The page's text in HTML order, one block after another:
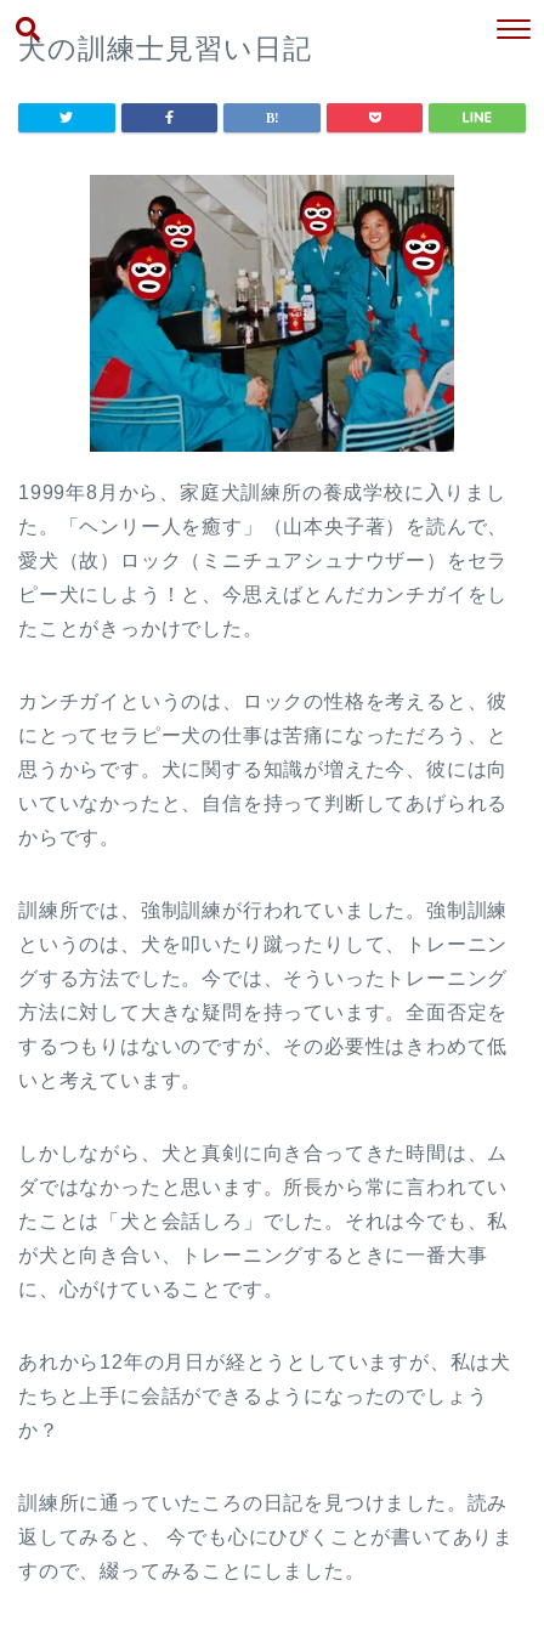
犬の訓練士見習い日記
1999年8月から、家庭犬訓練所の養成学校に入りまし
た。「ヘンリー人を癒す」（山本央子著）を読んで、
愛犬（故）ロック（ミニチュアシュナウザー）をセラ
ピー犬にしよう！と、今思えばとんだカンチガイをし
たことがきっかけでした。
カンチガイというのは、ロックの性格を考えると、彼
にとってセラピー犬の仕事は苦痛になっただろう、と
思うからです。犬に関する知識が増えた今、彼には向
いていなかったと、自信を持って判断してあげられる
からです。
訓練所では、強制訓練が行われていました。強制訓練
というのは、犬を叩いたり蹴ったりして、トレーニン
グする方法でした。今では、そういったトレーニング
方法に対して大きな疑問を持っています。全面否定を
するつもりはないのですが、その必要性はきわめて低
いと考えています。
しかしながら、犬と真剣に向き合ってきた時間は、ム
ダではなかったと思います。所長から常に言われてい
たことは「犬と会話しろ」でした。それは今でも、私
が犬と向き合い、トレーニングするときに一番大事
に、心がけていることです。
あれから12年の月日が経とうとしていますが、私は犬
たちと上手に会話ができるようになったのでしょう
か？
訓練所に通っていたころの日記を見つけました。読み
返してみると、 今でも心にひびくことが書いてありま
すので、綴ってみることにしました。